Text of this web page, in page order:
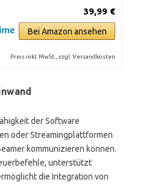
39,99 €
Bei Amazon ansehen
Preis inkl. MwSt., zzgl. Versandkosten
der Software
oder Streamingplattformen
kommunizieren können.
unterstützt
die Integration von